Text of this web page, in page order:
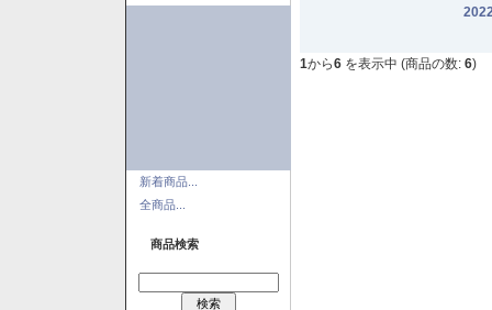
新着商品...
全商品...
商品検索
1から6 を表示中 (商品の数: 6)